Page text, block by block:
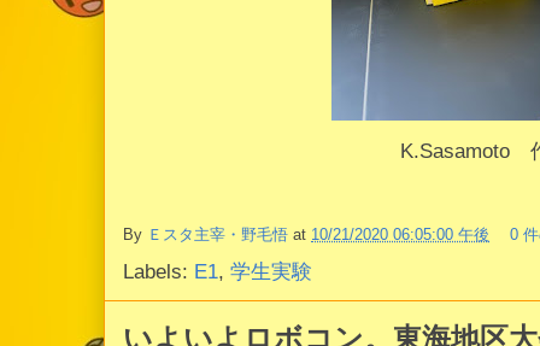
K.Sasamoto
By Ｅスタ主宰・野毛悟 at 10/21/2020 06:05:00 午後 0
Labels: E1, 学生実験
いよいよロボコン。東海地区